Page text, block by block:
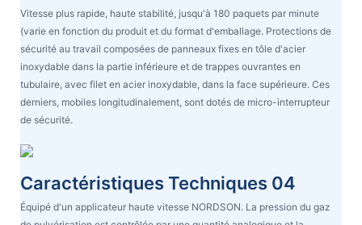
Vitesse plus rapide, haute stabilité, jusqu'à 180 paquets par minute
(varie en fonction du produit et du format d'emballage. Protections de
sécurité au travail composées de panneaux fixes en tôle d'acier
inoxydable dans la partie inférieure et de trappes ouvrantes en
tubulaire, avec filet en acier inoxydable, dans la face supérieure. Ces
derniers, mobiles longitudinalement, sont dotés de micro-interrupteur
de sécurité.
Caractéristiques Techniques 04
Équipé d'un applicateur haute vitesse NORDSON. La pression du gaz